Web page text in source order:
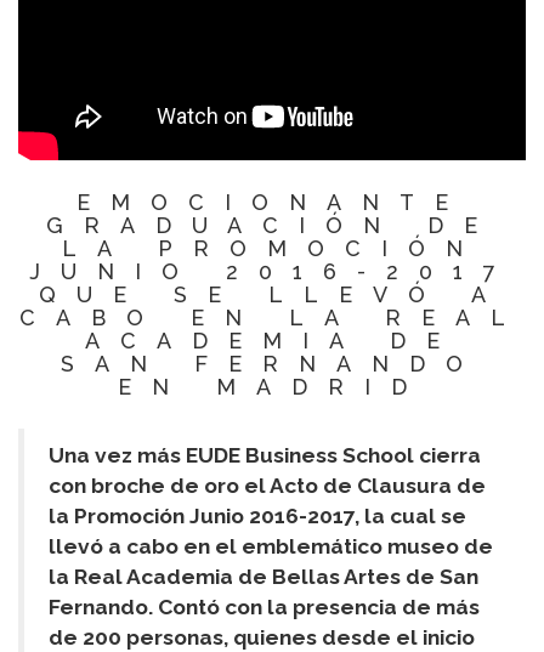
EMOCIONANTE
GRADUACIÓN DE
LA PROMOCIÓN
JUNIO 2016-2017
QUE SE LLEVÓ A
CABO EN LA REAL
ACADEMIA DE
SAN FERNANDO
EN MADRID
Una vez más EUDE Business School cierra
con broche de oro el Acto de Clausura de
la Promoción Junio 2016-2017, la cual se
llevó a cabo en el emblemático museo de
la Real Academia de Bellas Artes de San
Fernando. Contó con la presencia de más
de 200 personas, quienes desde el inicio